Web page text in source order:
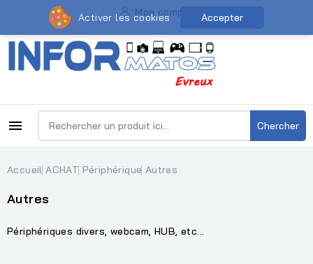
Mon compte
 Chercher
Accueil ACHAT Périphérique Autres
Autres
Périphériques divers, webcam, HUB, etc...
Activer les cookies Accepter